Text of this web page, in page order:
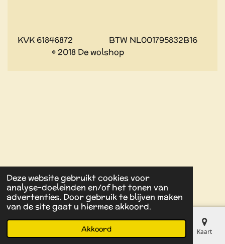
Deze website gebruikt cookies voor
analyse-doeleinden en/of het tonen van
advertenties. Door gebruik te blijven maken
van de site gaat u hiermee akkoord.
Akkoord
KVK 61846872 BTW NL001795832B16
© 2018 De wolshop
E-mailadres Kaart